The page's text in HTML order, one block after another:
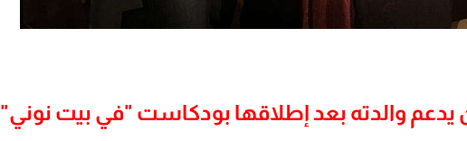
والدته بعد إطلاقها بودكاست "في بيت نوني"